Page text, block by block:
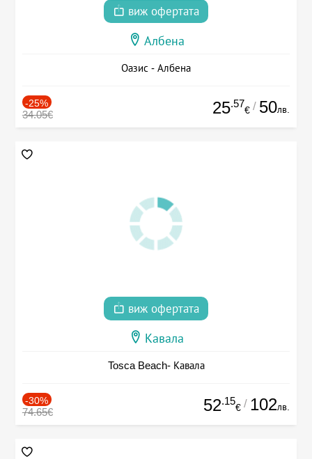
виж офертата
Албена
Оазис - Албена
-25%
34.05€ 25.57
€ / 50лв.
виж офертата
Кавала
Tosca Beach- Кавала
-30%
74.65€ 52.15
€ / 102лв.